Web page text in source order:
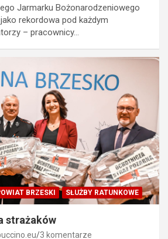
Jarmarku Bożonarodzeniowego
rekordowa pod każdym
– pracownicy…
BRZESKI SŁUŻBY RATUNKOWE
strażaków
3 komentarze